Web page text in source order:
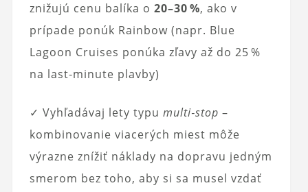
znižujú cenu balíka o 20–30 %, ako v
prípade ponúk Rainbow (napr. Blue
Lagoon Cruises ponúka zľavy až do 25 %
na last‑minute plavby)
✓ Vyhľadávaj lety typu multi‑stop –
kombinovanie viacerých miest môže
výrazne znížiť náklady na dopravu jedným
smerom bez toho, aby si sa musel vzdať